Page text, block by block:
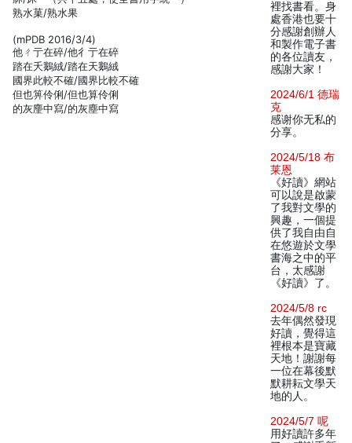
熟水菓/熟水果
(mPDB 2016/3/4)
他ㄔ亍在碎/他彳亍在碎
踏在夭鵝絨/踏在天鵝絨
國界此較不確/國界比較不確
但也箅伶俐/但也算伶俐
的灰麈中寫/的灰塵中寫
裡找書看。身
處香港也要十
分感謝創辦人
和製作電子書
的各位讀友，
感謝大家！
2024/6/1 德瑞
克
感谢你无私的
分享。
2024/5/18 布
莱恩
《好讀》網站
可以說是啟蒙
了我對文學的
興趣，一個提
供了我自由自
在悠遊於文學
書海之中的平
台，太感謝
《好讀》了。
2024/5/8 rc
去年偶然發現
好讀，覺得這
裡根本是寶藏
天地！謝謝每
一位在幕後默
默耕耘文學天
地的人。
2024/5/7 呢
用好讀許多年